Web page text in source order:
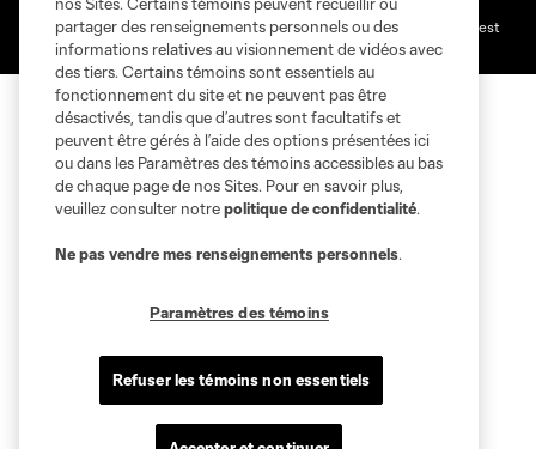
utilisées avec l’autorisation ou l'accord tacite préalable de leurs
propriétaires. Toute l’utilisation de leurs noms et logos non-autorisée est
par conséquent prohibée est interdite.
partager des renseignements personnels ou des
informations relatives au visionnement de vidéos avec
des tiers. Certains témoins sont essentiels au
fonctionnement du site et ne peuvent pas être
désactivés, tandis que d’autres sont facultatifs et
peuvent être gérés à l’aide des options présentées ici
ou dans les Paramètres des témoins accessibles au bas
de chaque page de nos Sites. Pour en savoir plus,
veuillez consulter notrepolitique de confidentialité.
Ne pas vendre mes renseignements personnels.
Paramètres des témoins
Refuser les témoins non essentiels